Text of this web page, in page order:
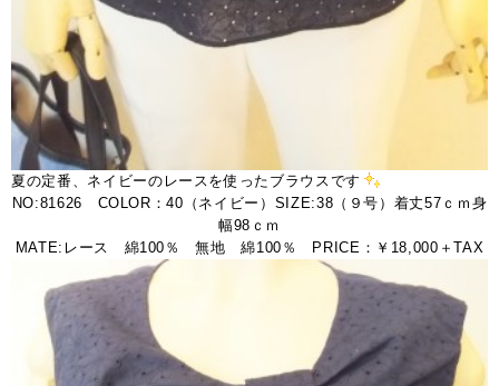
夏の定番、ネイビーのレースを使ったブラウスです
NO:81626 COLOR：40（ネイビー）SIZE:38（９号）着丈57ｃｍ身
幅98ｃｍ
MATE:レース 綿100％ 無地 綿100％ PRICE：￥18,000＋TAX